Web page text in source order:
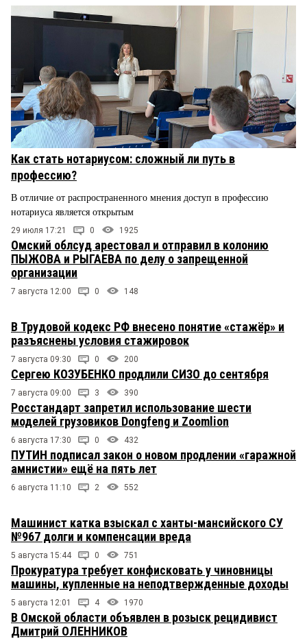
Как стать нотариусом: сложный ли путь в
профессию?
В отличие от распространенного мнения доступ в профессию
нотариуса является открытым
29 июля 17:21 0 1925
Омский облсуд арестовал и отправил в колонию
ПЫЖОВА и РЫГАЕВА по делу о запрещенной
организации
7 августа 12:00 0 148
В Трудовой кодекс РФ внесено понятие «стажёр» и
разъяснены условия стажировок
7 августа 09:30 0 200
Сергею КОЗУБЕНКО продлили СИЗО до сентября
7 августа 09:00 3 390
Росстандарт запретил использование шести
моделей грузовиков Dongfeng и Zoomlion
6 августа 17:30 0 432
ПУТИН подписал закон о новом продлении «гаражной
амнистии» ещё на пять лет
6 августа 11:10 2 552
Машинист катка взыскал с ханты-мансийского СУ
№967 долги и компенсации вреда
5 августа 15:44 0 751
Прокуратура требует конфисковать у чиновницы
машины, купленные на неподтвержденные доходы
5 августа 12:01 4 1970
В Омской области объявлен в розыск рецидивист
Дмитрий ОЛЕННИКОВ